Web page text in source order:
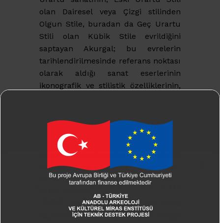
olan Dairesel veya Çizgi stilinden
Olgun Stile, buradan da Geç Urartu
Stili olan Kübik Stile evrildiğini
saptayan Akurgal; bu evrelerin
tarihlendirilmesinde referans noktası
olarak aldığı sanat eserlerinin
ikonografik ve stilistik özelliklerinin,
Kitapta, Urartu mimarlığından
tapınak yapılarına ve anıt mezarlara,
duvar resimlerinden çömlekçilik
ürünleri ve bronz kazanlara,
kazanların kulplarındaki insan,
yırtıcı kuş motiflerine ve tahta
heykelciklere uzanan sayısız objeyi
AB-TR Anadolu Arkeoloji ve Kültürel Miras
Enstitüsü Projesinin tüm bileşenleri
tamamlanmış olup,Türk Arkeoloji ve